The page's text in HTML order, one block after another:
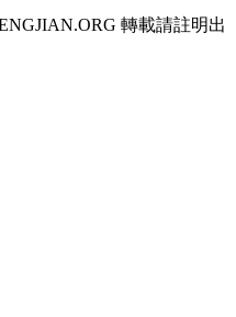
轉載請註明出